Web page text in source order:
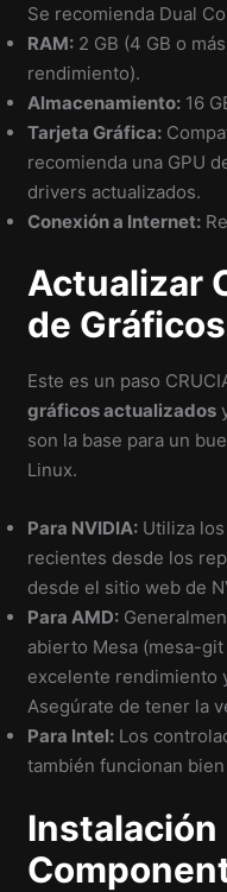
Se recomienda Dual
RAM: 2 GB (4 GB o
rendimiento).
Almacenamiento: 16
Tarjeta Gráfica:
recomienda una GPU
drivers actualizados.
Conexión a Internet:
Actualizar
de
Este es un paso
gráficos actualizados
son la base para un
Linux.
Para NVIDIA: Utiliza
recientes desde los
desde el sitio web de
Para AMD:
abierto Mesa (mesa-
excelente rendimiento
Asegúrate de tener la
Para Intel: Los
también funcionan
Instalación